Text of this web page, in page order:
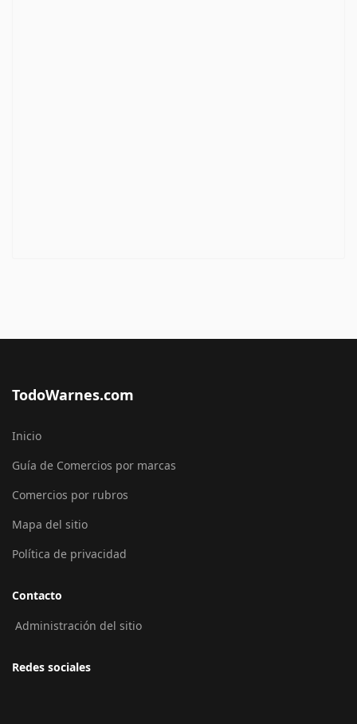
TodoWarnes.com
Inicio
Guía de Comercios por marcas
Comercios por rubros
Mapa del sitio
Política de privacidad
Contacto
Administración del sitio
Redes sociales